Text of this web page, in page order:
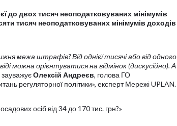
до двох тисяч неоподатковуваних мінімумів
тисяч неоподатковуваних мінімумів доходів
межа штрафів? Від однієї тисячі або від одного
можна орієнтуватися на відмінок (дискусійно). А
Олексій Андреєв, голова ГО
регуляторної політики», експерт Мережі UPLAN.
осіб від 34 до 170 тис. грн?»